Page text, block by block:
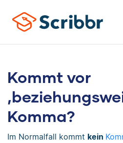
Kommt vor
Komma?
Im Normalfall kommt kein